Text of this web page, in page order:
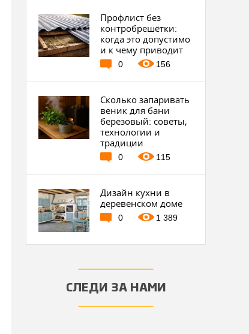
Профлист без
контробрешётки:
когда это допустимо
и к чему приводит
0 156
Сколько запаривать
веник для бани
березовый: советы,
технологии и
традиции
0 115
Дизайн кухни в
деревенском доме
0 1 389
СЛЕДИ ЗА НАМИ